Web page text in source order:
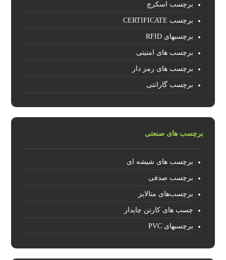
برچسب اسکرچ
برچسب CERTIFICATE
برچسبهای RFID
برچسب های امنیتی
برچسب های رمز دار
برچسب گارانتی
برچسب های صنعتی
برچسب های شیشه ای
برچسب صدفی
برچسب‌های متالایز
چسب های کارتن چاپدار
برچسبهای PVC